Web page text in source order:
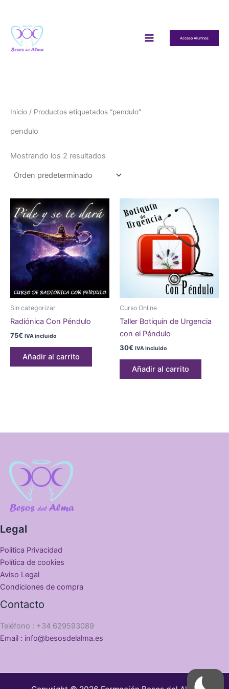
contenido
Acceso Alumnos
Inicio / Productos etiquetados “pendulo”
pendulo
Mostrando los 2 resultados
Sin categorizar
Radiónica Con Péndulo
75€ IVA incluido
Añadir al carrito
Curso Online
Taller Botiquín de Urgencia
con el Péndulo
30€ IVA incluido
Añadir al carrito
Legal
Politica Privacidad
Política de cookies
Aviso Legal
Condiciones de compra
Contacto
Teléfono : +34 629593089
Email : info@besosdelalma.es